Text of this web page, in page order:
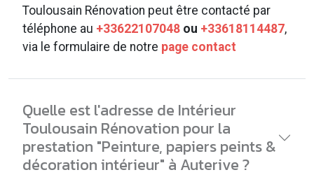
Toulousain Rénovation peut être contacté par
téléphone au +33622107048 ou +33618114487,
via le formulaire de notre page contact
Quelle est l'adresse de Intérieur
Toulousain Rénovation pour la
prestation "Peinture, papiers peints &
décoration intérieur" à Auterive ?